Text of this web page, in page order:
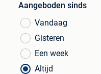
Aangeboden sinds
Vandaag
Gisteren
Een week
Altijd